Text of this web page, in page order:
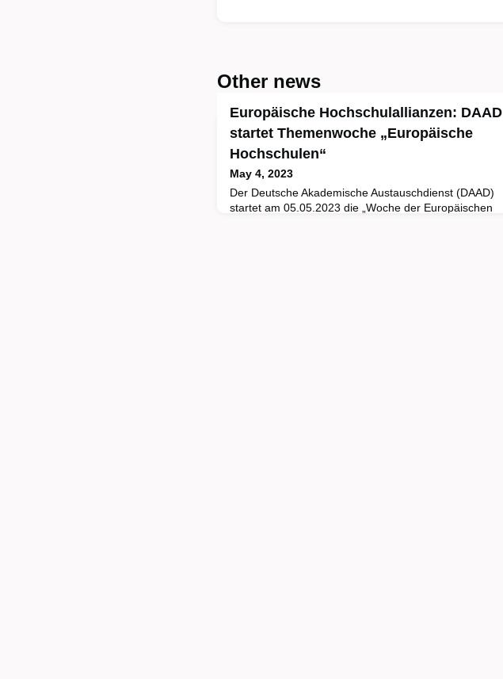
Other news
Europäische Hochschulallianzen: DAAD
startet Themenwoche „Europäische
Hochschulen“
May 4, 2023
Der Deutsche Akademische Austauschdienst (DAAD)
startet am 05.05.2023 die „Woche der Europäischen